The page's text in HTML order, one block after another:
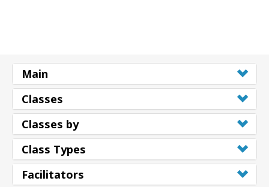
Main
Classes
Classes by
Class Types
Facilitators